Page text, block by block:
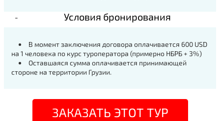
Условия бронирования
В момент заключения договора оплачивается 600 USD
на 1 человека по курс туроператора(примерно НБРБ + 3%)
Оставшаяся сумма оплачивается принимающей
стороне на территории Грузии.
ЗАКАЗАТЬ ЭТОТ ТУР